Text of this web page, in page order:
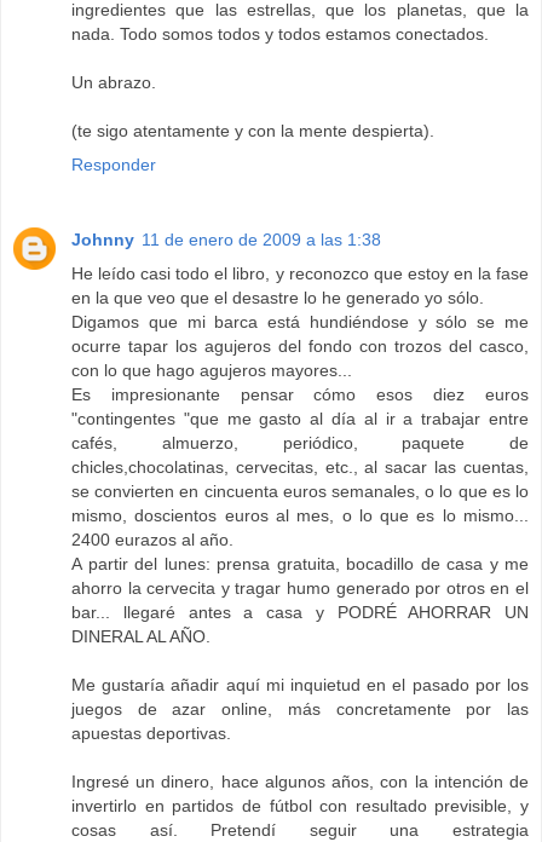
ingredientes que las estrellas, que los planetas, que la
nada. Todo somos todos y todos estamos conectados.
Un abrazo.
(te sigo atentamente y con la mente despierta).
Responder
Johnny 11 de enero de 2009 a las 1:38
He leído casi todo el libro, y reconozco que estoy en la fase
en la que veo que el desastre lo he generado yo sólo.
Digamos que mi barca está hundiéndose y sólo se me
ocurre tapar los agujeros del fondo con trozos del casco,
con lo que hago agujeros mayores...
Es impresionante pensar cómo esos diez euros
"contingentes "que me gasto al día al ir a trabajar entre
cafés, almuerzo, periódico, paquete de
chicles,chocolatinas, cervecitas, etc., al sacar las cuentas,
se convierten en cincuenta euros semanales, o lo que es lo
mismo, doscientos euros al mes, o lo que es lo mismo...
2400 eurazos al año.
A partir del lunes: prensa gratuita, bocadillo de casa y me
ahorro la cervecita y tragar humo generado por otros en el
bar... llegaré antes a casa y PODRÉ AHORRAR UN
DINERAL AL AÑO.
Me gustaría añadir aquí mi inquietud en el pasado por los
juegos de azar online, más concretamente por las
apuestas deportivas.
Ingresé un dinero, hace algunos años, con la intención de
invertirlo en partidos de fútbol con resultado previsible, y
cosas así. Pretendí seguir una estrategia